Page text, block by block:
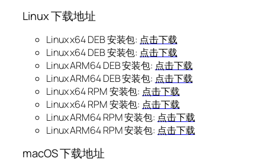
Linux 下载地址
Linux x64 DEB 安装包: 点击下载
Linux x64 DEB 安装包: 点击下载
Linux ARM64 DEB 安装包: 点击下载
Linux ARM64 DEB 安装包: 点击下载
Linux x64 RPM 安装包: 点击下载
Linux x64 RPM 安装包: 点击下载
Linux ARM64 RPM 安装包: 点击下载
Linux ARM64 RPM 安装包: 点击下载
macOS 下载地址